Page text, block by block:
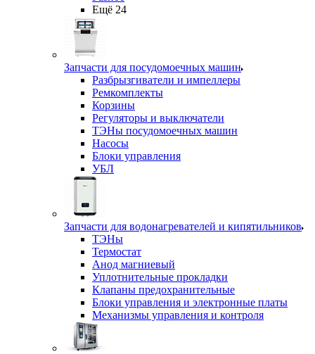
Ещё 24
Запчасти для посудомоечных машин
Разбрызгиватели и импеллеры
Ремкомплекты
Корзины
Регуляторы и выключатели
ТЭНы посудомоечных машин
Насосы
Блоки управления
УБЛ
Запчасти для водонагревателей и кипятильников
ТЭНы
Термостат
Анод магниевый
Уплотнительные прокладки
Клапаны предохранительные
Блоки управления и электронные платы
Механизмы управления и контроля